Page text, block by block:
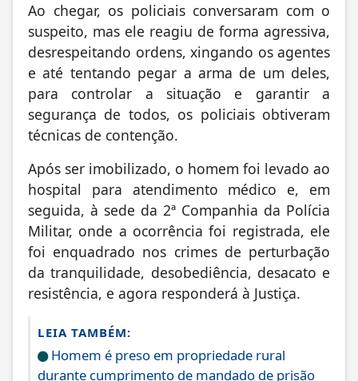
Ao chegar, os policiais conversaram com o
suspeito, mas ele reagiu de forma agressiva,
desrespeitando ordens, xingando os agentes
e até tentando pegar a arma de um deles,
para controlar a situação e garantir a
segurança de todos, os policiais obtiveram
técnicas de contenção.
Após ser imobilizado, o homem foi levado ao
hospital para atendimento médico e, em
seguida, à sede da 2ª Companhia da Polícia
Militar, onde a ocorrência foi registrada, ele
foi enquadrado nos crimes de perturbação
da tranquilidade, desobediência, desacato e
resistência, e agora responderá à Justiça.
LEIA TAMBÉM:
Homem é preso em propriedade rural
durante cumprimento de mandado de prisão